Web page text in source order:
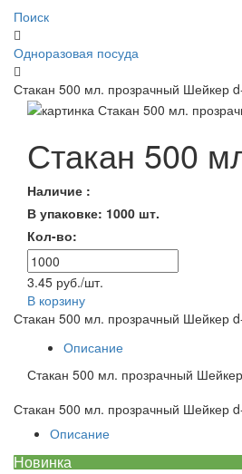
Поиск
Одноразовая посуда
Стакан 500 мл. прозрачный Шейкер
Стакан 500
Наличие :
В упаковке: 1000 шт.
Кол-во:
3.45 руб./шт.
В корзину
Стакан 500 мл. прозрачный Шейкер
Описание
Стакан 500 мл. прозрачный
Стакан 500 мл. прозрачный Шейкер
Описание
Новинка